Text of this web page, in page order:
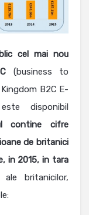
cel mai nou
(business to
B2C E-
disponibil
contine cifre
de britanici
in 2015, in tara
britanicilor,